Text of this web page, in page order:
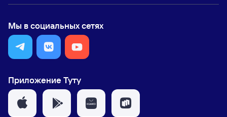
Мы в социальных сетях
Приложение Туту